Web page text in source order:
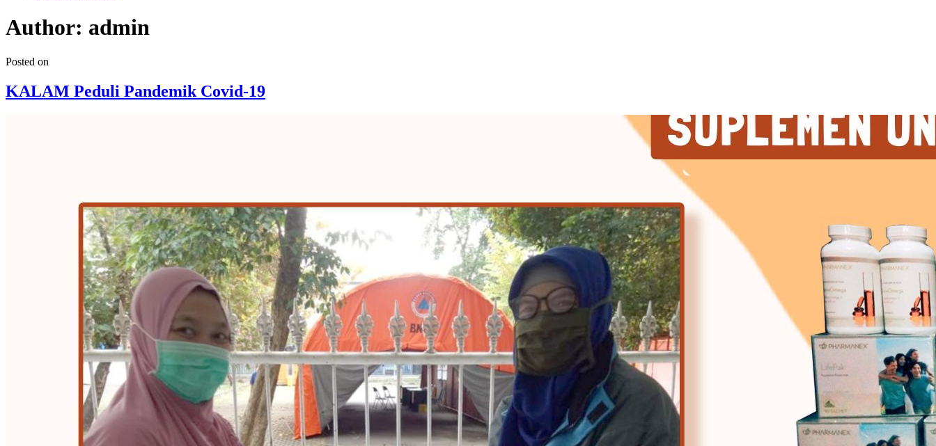
Author: admin
Posted on
KALAM Peduli Pandemik Covid-19